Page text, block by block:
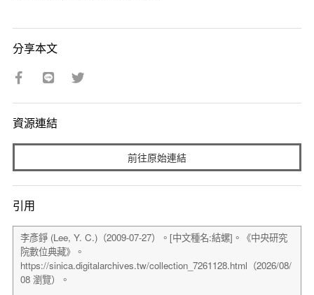
分享本文
資源連結
前往原始連結
引用